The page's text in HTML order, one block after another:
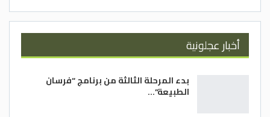
أخبار عجلونية
بدء المرحلة الثالثة من برنامج “فرسان
الطبيعة”…